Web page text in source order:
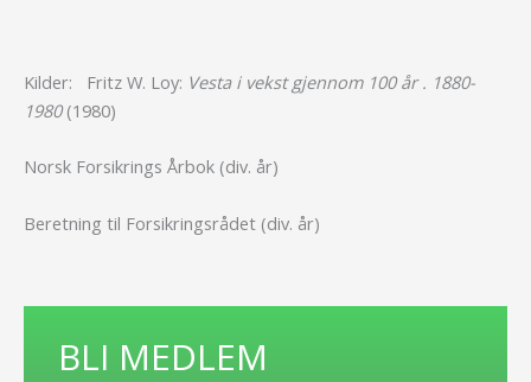
Kilder: Fritz W. Loy: Vesta i vekst gjennom 100 år . 1880-
1980(1980)
Norsk Forsikrings Årbok (div. år)
Beretning til Forsikringsrådet (div. år)
BLI MEDLEM